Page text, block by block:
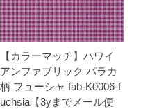
【カラーマッチ】ハワイ
アンファブリック パラカ
柄 フューシャ fab-K0006-f
uchsia【3yまでメール便